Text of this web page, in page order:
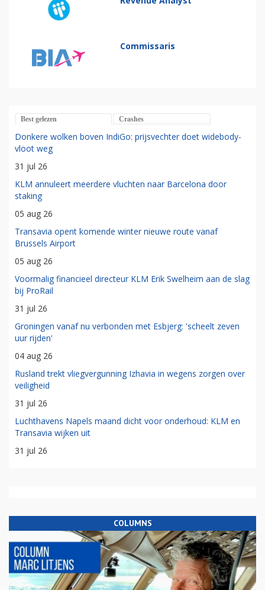
Commissaris
Best gelezen Crashes
Donkere wolken boven IndiGo: prijsvechter doet widebody-
vloot weg
31 jul 26
KLM annuleert meerdere vluchten naar Barcelona door
staking
05 aug 26
Transavia opent komende winter nieuwe route vanaf
Brussels Airport
05 aug 26
Voormalig financieel directeur KLM Erik Swelheim aan de slag
bij ProRail
31 jul 26
Groningen vanaf nu verbonden met Esbjerg: 'scheelt zeven
uur rijden'
04 aug 26
Rusland trekt vliegvergunning Izhavia in wegens zorgen over
veiligheid
31 jul 26
Luchthavens Napels maand dicht voor onderhoud: KLM en
Transavia wijken uit
31 jul 26
COLUMNS